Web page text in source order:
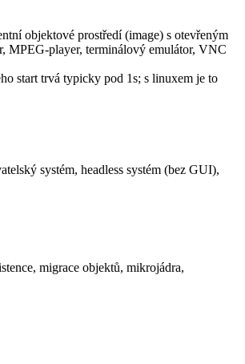
objektové prostředí (image) s otevřeným
MPEG-player, terminálový emulátor, VNC
start trvá typicky pod 1s; s linuxem je to
systém, headless systém (bez GUI),
migrace objektů, mikrojádra,